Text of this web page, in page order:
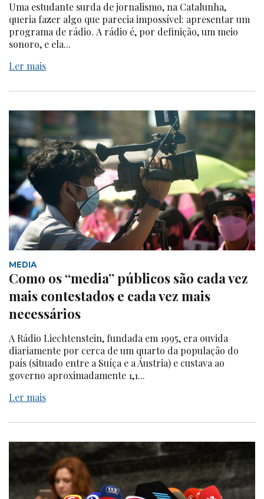
Uma estudante surda de jornalismo, na Catalunha,
queria fazer algo que parecia impossível: apresentar um
programa de rádio. A rádio é, por definição, um meio
sonoro, e ela...
Ler mais
MEDIA
Como os “media” públicos são cada vez
mais contestados e cada vez mais
necessários
A Rádio Liechtenstein, fundada em 1995, era ouvida
diariamente por cerca de um quarto da população do
país (situado entre a Suíça e a Áustria) e custava ao
governo aproximadamente 1,1...
Ler mais